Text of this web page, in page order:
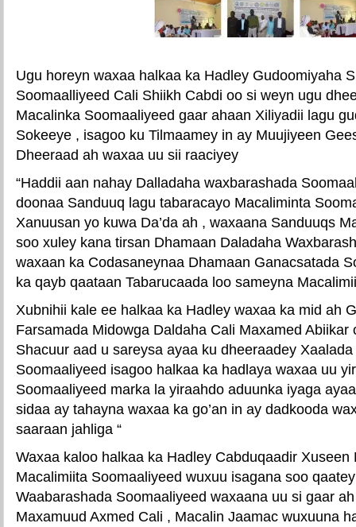
Ugu horeyn waxaa halkaa ka Hadley Gudoomiyaha
Soomaalliyeed Cali Shiikh Cabdi oo si weyn ugu
Macalinka Soomaaliyeed gaar ahaan Xiliyadii lagu
Sokeeye , isagoo ku Tilmaamey in ay Muujiyeen
Dheeraad ah waxaa uu sii raaciyey
“Haddii aan nahay Dalladaha waxbarashada
doonaa Sanduuq lagu tabaracayo Macaliminta
Xanuusan yo kuwa Da’da ah , waxaana Sanduuqs
soo xuley kana tirsan Dhamaan Daladaha
waxaan ka Codasaneynaa Dhamaan Ganacsatada
ka qayb qaataan Tabarucaada loo sameyna
Xubnihii kale ee halkaa ka Hadley waxaa ka mid ah
Farsamada Midowga Daldaha Cali Maxamed Abiikar
Shacuur aad u sareysa ayaa ku dheeraadey
Soomaaliyeed isagoo halkaa ka hadlaya waxaa uu
Soomaaliyeed marka la yiraahdo aduunka iyaga
sidaa ay tahayna waxaa ka go’an in ay dadkooda
saaraan jahliga “
Waxaa kaloo halkaa ka Hadley Cabduqaadir Xuseen
Macalimiita Soomaaliyeed wuxuu isagana soo
Waabarashada Soomaaliyeed waxaana uu si gaar
Maxamuud Axmed Cali , Macalin Jaamac wuxuuna